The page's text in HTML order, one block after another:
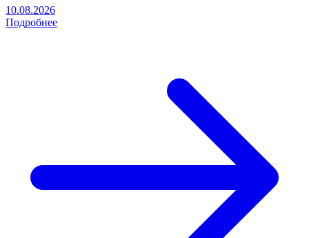
10.08.2026
Подробнее